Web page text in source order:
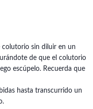
colutorio sin diluir en un
de que el colutorio
escúpelo. Recuerda que
hasta transcurrido un